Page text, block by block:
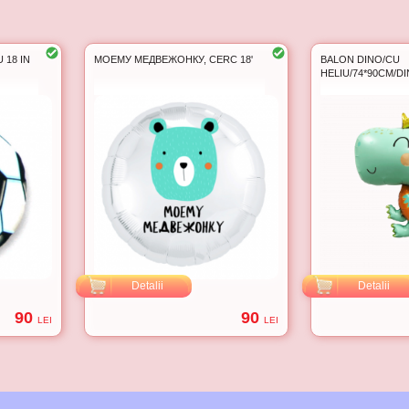
18 IN
90 LEI
МОЕМУ МЕДВЕЖОНКУ, CERC 18'
Detalii
90 LEI
BALON DINO/CU
HELIU/74*90CM/
Detalii